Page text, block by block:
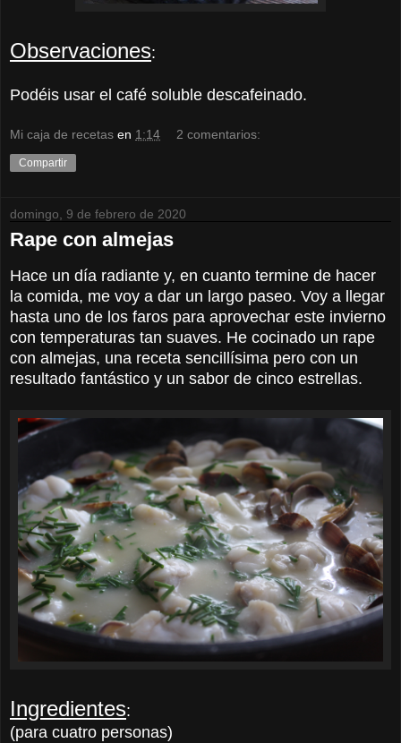
Observaciones:
Podéis usar el café soluble descafeinado.
Mi caja de recetas en 1:14 2 comentarios:
Compartir
domingo, 9 de febrero de 2020
Rape con almejas
Hace un día radiante y, en cuanto termine de hacer
la comida, me voy a dar un largo paseo. Voy a llegar
hasta uno de los faros para aprovechar este invierno
con temperaturas tan suaves. He cocinado un rape
con almejas, una receta sencillísima pero con un
resultado fantástico y un sabor de cinco estrellas.
Ingredientes:
(para cuatro personas)